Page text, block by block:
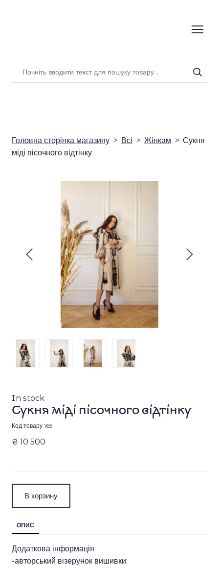
Головна сторінка магазину Всі Жінкам
Сукня
міді пісочного відтінку
In stock
Сукня міді пісочного відтінку
Код товару 165
₴ 10 500
В корзину
ОПИС
Додаткова інформація:
-авторський візерунок вишивки;